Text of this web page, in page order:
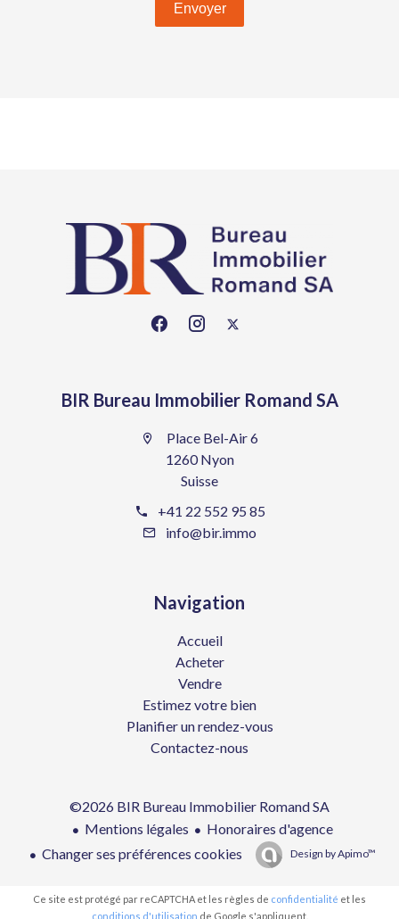
Envoyer
BIR Bureau Immobilier Romand SA
Place Bel-Air 6
1260 Nyon
Suisse
+41 22 552 95 85
info@bir.immo
Navigation
Accueil
Acheter
Vendre
Estimez votre bien
Planifier un rendez-vous
Contactez-nous
©2026 BIR Bureau Immobilier Romand SA
Mentions légales
Honoraires d'agence
Changer ses préférences cookies
Design byApimo™
Ce site est protégé par reCAPTCHA et les règles de confidentialité et les
conditions d'utilisation de Google s'appliquent.